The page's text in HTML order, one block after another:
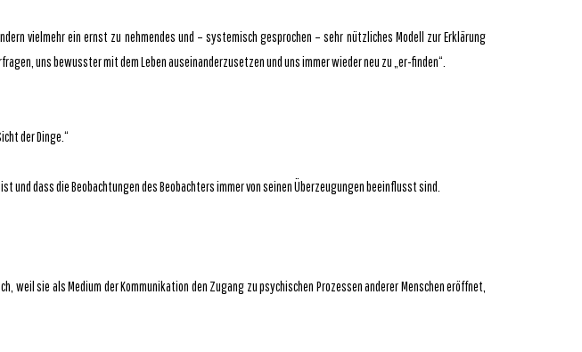
vielmehr ein ernst zu nehmendes und – systemisch gesprochen – sehr nützliches Modell zur Erklärung
uns bewusster mit dem Leben auseinanderzusetzen und uns immer wieder neu zu „er-finden“.
der Dinge.“
dass die Beobachtungen des Beobachters immer von seinen Überzeugungen beeinflusst sind.
sie als Medium der Kommunikation den Zugang zu psychischen Prozessen anderer Menschen eröffnet,